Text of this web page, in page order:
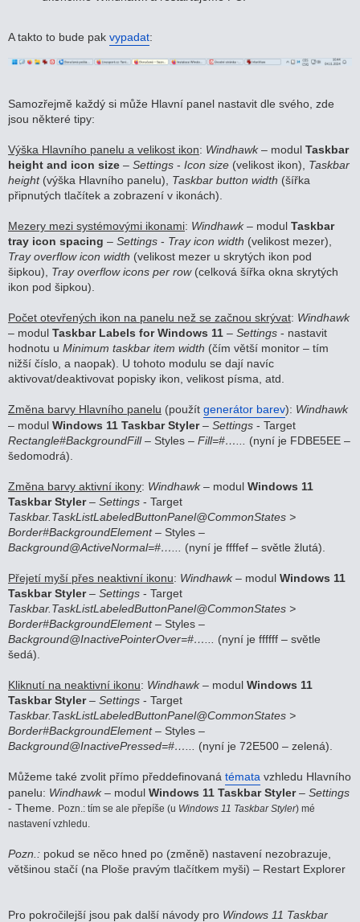
A takto to bude pak vypadat:
Samozřejmě každý si může Hlavní panel nastavit dle svého, zde
jsou některé tipy:
Výška Hlavního panelu a velikost ikon: Windhawk– modul Taskbar
height and icon size – Settings - Icon size (velikost ikon), Taskbar
height(výška Hlavního panelu), Taskbar button width (šířka
připnutých tlačítek a zobrazení v ikonách).
Mezery mezi systémovými ikonami: Windhawk– modul Taskbar
tray icon spacing – Settings - Tray icon width (velikost mezer),
Tray overflow icon width (velikost mezer u skrytých ikon pod
šipkou), Tray overflow icons per row(celková šířka okna skrytých
ikon pod šipkou).
Počet otevřených ikon na panelu než se začnou skrývat: Windhawk
– modul Taskbar Labels for Windows 11 – Settings - nastavit
hodnotu u Minimum taskbar item width (čím větší monitor – tím
nižší číslo, a naopak). U tohoto modulu se dají navíc
aktivovat/deaktivovat popisky ikon, velikost písma, atd.
Změna barvy Hlavního panelu (použít generátor barev): Windhawk
– modul Windows 11 Taskbar Styler– Settings - Target
Rectangle#BackgroundFill– Styles – Fill=#…...
(nyní je FDBE5EE –
šedomodrá).
Změna barvy aktivní ikony: Windhawk– modul Windows 11
Taskbar Styler– Settings - Target
Taskbar.TaskListLabeledButtonPanel@CommonStates >
Border#BackgroundElement– Styles –
Background@ActiveNormal=#…...
(nyní je ffffef – světle žlutá).
Přejetí myší přes neaktivní ikonu: Windhawk– modul Windows 11
Taskbar Styler– Settings - Target
Taskbar.TaskListLabeledButtonPanel@CommonStates >
Border#BackgroundElement– Styles –
Background@InactivePointerOver=#…...
(nyní je ffffff – světle
šedá).
Kliknutí na neaktivní ikonu: Windhawk– modul Windows 11
Taskbar Styler– Settings - Target
Taskbar.TaskListLabeledButtonPanel@CommonStates >
Border#BackgroundElement– Styles –
Background@InactivePressed=#…...
(nyní je 72E500 – zelená).
Můžeme také zvolit přímo předdefinovaná témata vzhledu Hlavního
panelu: Windhawk– modul Windows 11 Taskbar Styler– Settings
- Theme.
Pozn.: tím se ale přepíše (u Windows 11 Taskbar Styler) mé
nastavení vzhledu.
Pozn.: pokud se něco hned po (změně) nastavení nezobrazuje,
většinou stačí (na Ploše pravým tlačítkem myši) – Restart Explorer
Pro pokročilejší jsou pak další návody pro Windows 11 Taskbar